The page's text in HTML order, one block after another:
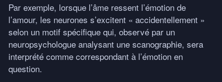
Par exemple, lorsque l’âme ressent l’émotion de
l’amour, les neurones s’excitent « accidentellement »
selon un motif spécifique qui, observé par un
neuropsychologue analysant une scanographie, sera
interprété comme correspondant à l’émotion en
question.